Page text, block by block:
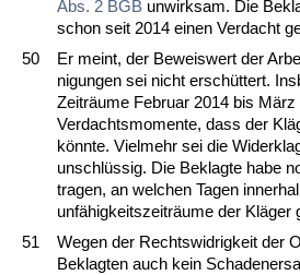
Abs. 2 BGB un­wirk­sam. Die
schon seit 2014 ei­nen Ver­dacht
50
Er meint, der Be­weis­wert der
ni­gun­gen sei nicht erschüttert.
Zeiträume Fe­bru­ar 2014 bis
Ver­dachts­mo­men­te, dass der
könn­te. Viel­mehr sei die
un­schlüssig. Die Be­klag­te ha­be
tra­gen, an wel­chen Ta­gen
unfähig­keits­zeiträume der Kläger
51
We­gen der Rechts­wid­rig­keit der
Be­klag­ten auch kein